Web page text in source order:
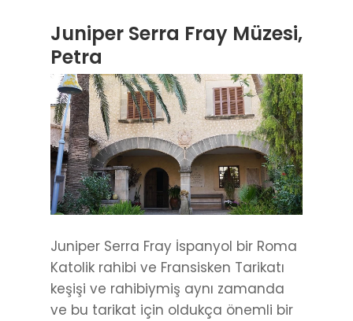
Juniper Serra Fray Müzesi,
Petra
Juniper Serra Fray İspanyol bir Roma
Katolik rahibi ve Fransisken Tarikatı
keşişi ve rahibiymiş aynı zamanda
ve bu tarikat için oldukça önemli bir